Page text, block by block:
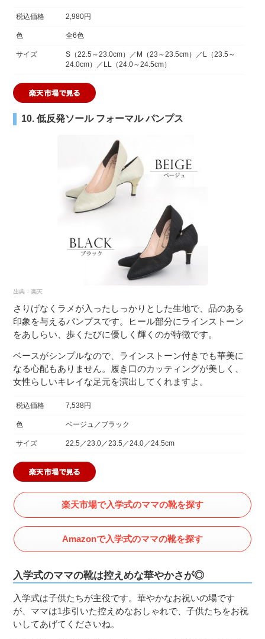
税込価格 2,980円
色 全6色
サイズ
S（22.5～23.0cm）／M（23～23.5cm）／L（23.5～
24.0cm）／LL（24.0～24.5cm）
10. 低反発ソール フォーマル パンプス
さりげなくラメが入ったしっかりとした生地で、品のある
印象を与えるパンプスです。ヒール部分にラインストーン
をあしらい、歩くたびに優しく輝くのが特徴です。
ベースがシンプルなので、ラインストーン付きでも華美に
なる心配もありません。履き口のカッティングが美しく、
女性らしいキレイな足元を演出してくれますよ。
税込価格 7,538円
色 ベージュ／ブラック
サイズ 22.5／23.0／23.5／24.0／24.5cm
楽天市場で入学式のママの靴を探す
Amazonで入学式のママの靴を探す
入学式のママの靴は控えめな華やかさが◎
入学式は子供たちが主役です。華やかなお祝いの場です
が、ママは1歩引いた控えめなおしゃれで、子供たちをお祝
いしてあげてくださいね。